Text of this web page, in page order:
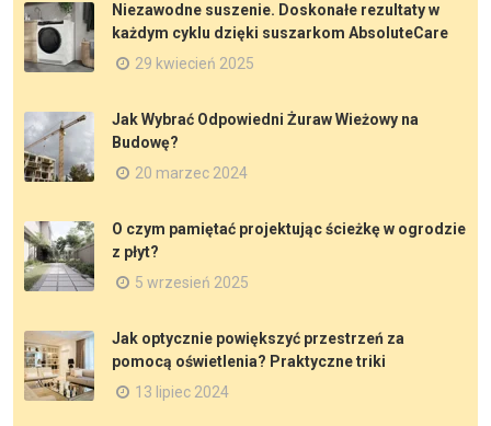
Niezawodne suszenie. Doskonałe rezultaty w
każdym cyklu dzięki suszarkom AbsoluteCare
29 kwiecień 2025
Jak Wybrać Odpowiedni Żuraw Wieżowy na
Budowę?
20 marzec 2024
O czym pamiętać projektując ścieżkę w ogrodzie
z płyt?
5 wrzesień 2025
Jak optycznie powiększyć przestrzeń za
pomocą oświetlenia? Praktyczne triki
13 lipiec 2024